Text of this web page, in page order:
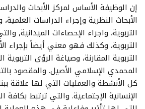
إن الوظيفة الأساس لمركز الأبحاث
الأبحاث النظرية وإجراء الدراسات
التربوية، واجراء الإحصاءات الميدانية,
التربوية، وكذلك فهو معني أيضاً بإجراء
التربوية المقارنة، وصياغة الرؤى
المحمدي الإسلامي الأصيل. والمقصود
كل الأنشطة والعمليات التي لها علاقة
الإنسانية الإجتماعية. والتي ترتبط